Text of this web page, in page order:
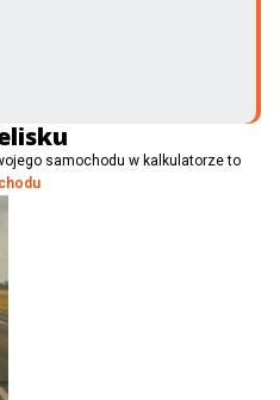
samochodu w kalkulatorze to